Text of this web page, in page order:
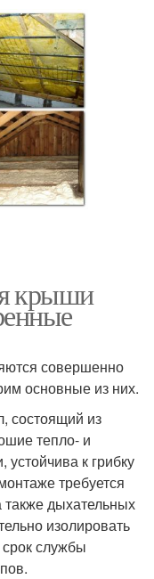
крыши
совершенно
основные из них.
состоящий из
тепло- и
устойчива к грибку
требуется
также дыхательных
изолировать
службы